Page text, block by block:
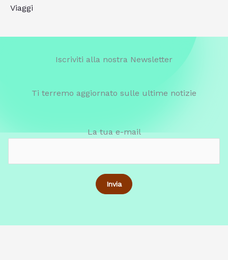
Viaggi
Iscriviti alla nostra Newsletter
Ti terremo aggiornato sulle ultime notizie
La tua e-mail